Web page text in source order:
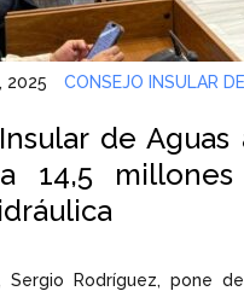
2025 CONSEJO INSULAR
de
14,5
Sergio Rodríguez, pone